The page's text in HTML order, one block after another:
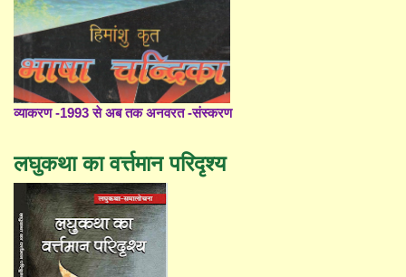
व्याकरण -1993 से अब तक अनवरत -संस्करण
लघुकथा का वर्त्तमान परिदृश्य